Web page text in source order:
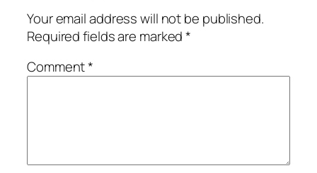
Your email address will not be published.
Required fields are marked*
Comment*